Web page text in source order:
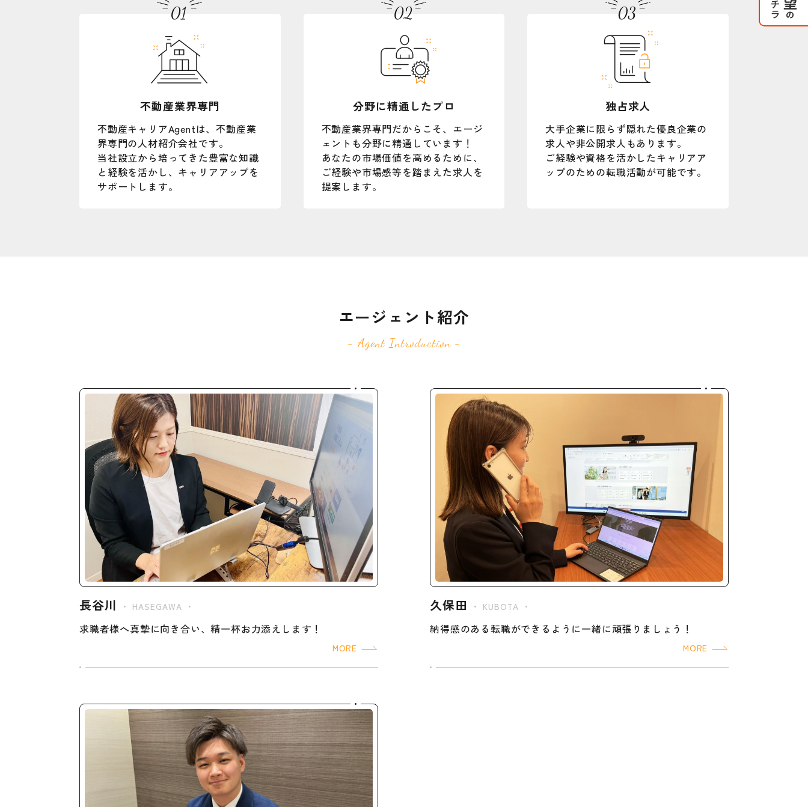
不動産業界専門
不動産キャリアAgentは、不動産業
界専門の人材紹介会社です。
当社設立から培ってきた豊富な知識
と経験を活かし、キャリアアップを
サポートします。
分野に精通したプロ
不動産業界専門だからこそ、エージ
ェントも分野に精通しています！
あなたの市場価値を高めるために、
ご経験や市場感等を踏まえた求人を
提案します。
独占求人
大手企業に限らず隠れた優良企業の
求人や非公開求人もあります。
ご経験や資格を活かしたキャリアア
ップのための転職活動が可能です。
エージェント紹介
- Agent Introduction -
長谷川 ・ HASEGAWA ・
求職者様へ真摯に向き合い、精一杯お力添えします！
MORE
久保田 ・ KUBOTA ・
納得感のある転職ができるように一緒に頑張りましょう！
MORE